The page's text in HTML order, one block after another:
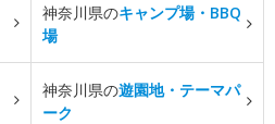
神奈川県のキャンプ場・BBQ
場
神奈川県の遊園地・テーマパ
ーク